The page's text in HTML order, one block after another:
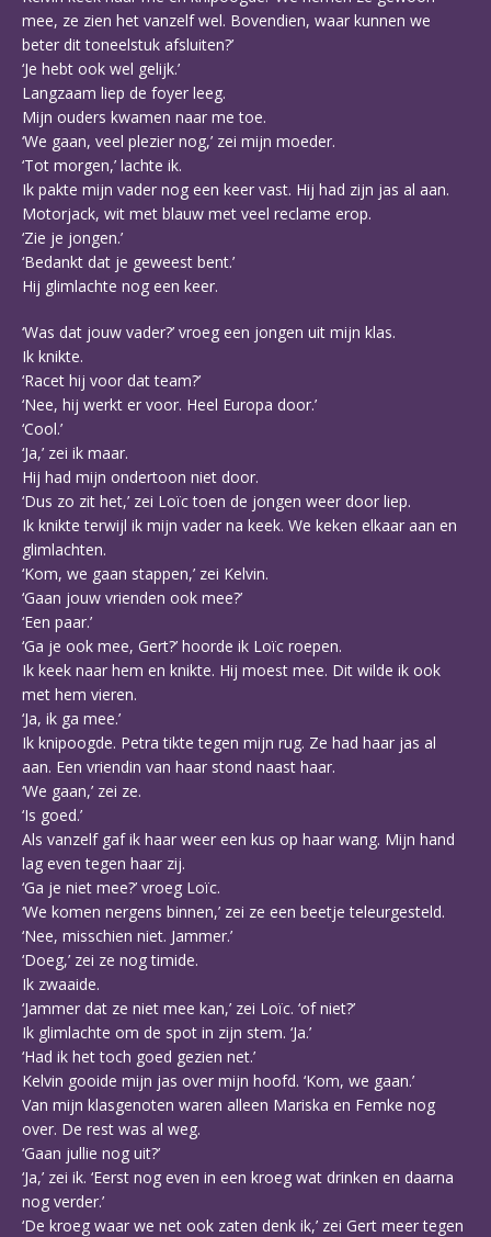
mee, ze zien het vanzelf wel. Bovendien, waar kunnen we
beter dit toneelstuk afsluiten?’
‘Je hebt ook wel gelijk.’
Langzaam liep de foyer leeg.
Mijn ouders kwamen naar me toe.
‘We gaan, veel plezier nog,’ zei mijn moeder.
‘Tot morgen,’ lachte ik.
Ik pakte mijn vader nog een keer vast. Hij had zijn jas al aan.
Motorjack, wit met blauw met veel reclame erop.
‘Zie je jongen.’
‘Bedankt dat je geweest bent.’
Hij glimlachte nog een keer.
‘Was dat jouw vader?’ vroeg een jongen uit mijn klas.
Ik knikte.
‘Racet hij voor dat team?’
‘Nee, hij werkt er voor. Heel Europa door.’
‘Cool.’
‘Ja,’ zei ik maar.
Hij had mijn ondertoon niet door.
‘Dus zo zit het,’ zei Loïc toen de jongen weer door liep.
Ik knikte terwijl ik mijn vader na keek. We keken elkaar aan en
glimlachten.
‘Kom, we gaan stappen,’ zei Kelvin.
‘Gaan jouw vrienden ook mee?’
‘Een paar.’
‘Ga je ook mee, Gert?’ hoorde ik Loïc roepen.
Ik keek naar hem en knikte. Hij moest mee. Dit wilde ik ook
met hem vieren.
‘Ja, ik ga mee.’
Ik knipoogde. Petra tikte tegen mijn rug. Ze had haar jas al
aan. Een vriendin van haar stond naast haar.
‘We gaan,’ zei ze.
‘Is goed.’
Als vanzelf gaf ik haar weer een kus op haar wang. Mijn hand
lag even tegen haar zij.
‘Ga je niet mee?’ vroeg Loïc.
‘We komen nergens binnen,’ zei ze een beetje teleurgesteld.
‘Nee, misschien niet. Jammer.’
‘Doeg,’ zei ze nog timide.
Ik zwaaide.
‘Jammer dat ze niet mee kan,’ zei Loïc. ‘of niet?’
Ik glimlachte om de spot in zijn stem. ‘Ja.’
‘Had ik het toch goed gezien net.’
Kelvin gooide mijn jas over mijn hoofd. ‘Kom, we gaan.’
Van mijn klasgenoten waren alleen Mariska en Femke nog
over. De rest was al weg.
‘Gaan jullie nog uit?’
‘Ja,’ zei ik. ‘Eerst nog even in een kroeg wat drinken en daarna
nog verder.’
‘De kroeg waar we net ook zaten denk ik,’ zei Gert meer tegen